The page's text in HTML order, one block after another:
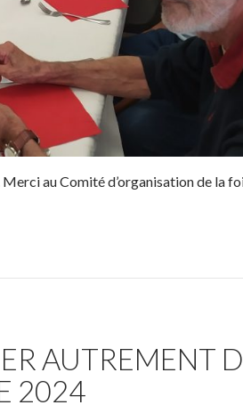
au Comité d’organisation de la
AUTREMENT
2024